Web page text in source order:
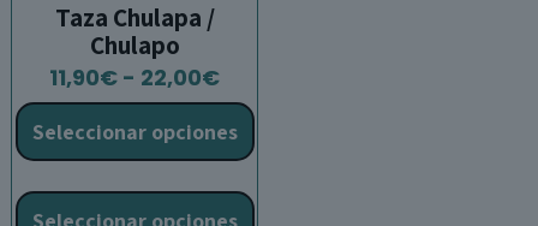
Taza Chulapa /
Chulapo
11,90€ - 22,00€Rango
de
precios:
desde
11,90€
Seleccionar opciones
producto